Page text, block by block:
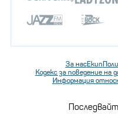
За насЕкип
Кодекс за поведение на
Информация